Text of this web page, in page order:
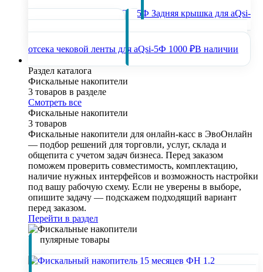
Задняя крышка для aQsi-
Крышка
отсека чековой ленты для aQsi-5Ф 1000 ₽В наличии
Раздел каталога
Фискальные накопители
3 товаров в разделе
Смотреть все
Фискальные накопители
3 товаров
Фискальные накопители для онлайн-касс в ЭвоОнлайн
— подбор решений для торговли, услуг, склада и
общепита с учетом задач бизнеса. Перед заказом
поможем проверить совместимость, комплектацию,
наличие нужных интерфейсов и возможность настройки
под вашу рабочую схему. Если не уверены в выборе,
опишите задачу — подскажем подходящий вариант
перед заказом.
Перейти в раздел
Популярные товары